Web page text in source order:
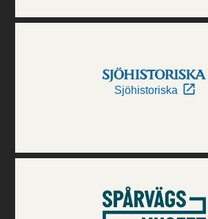
Sjöhistoriska